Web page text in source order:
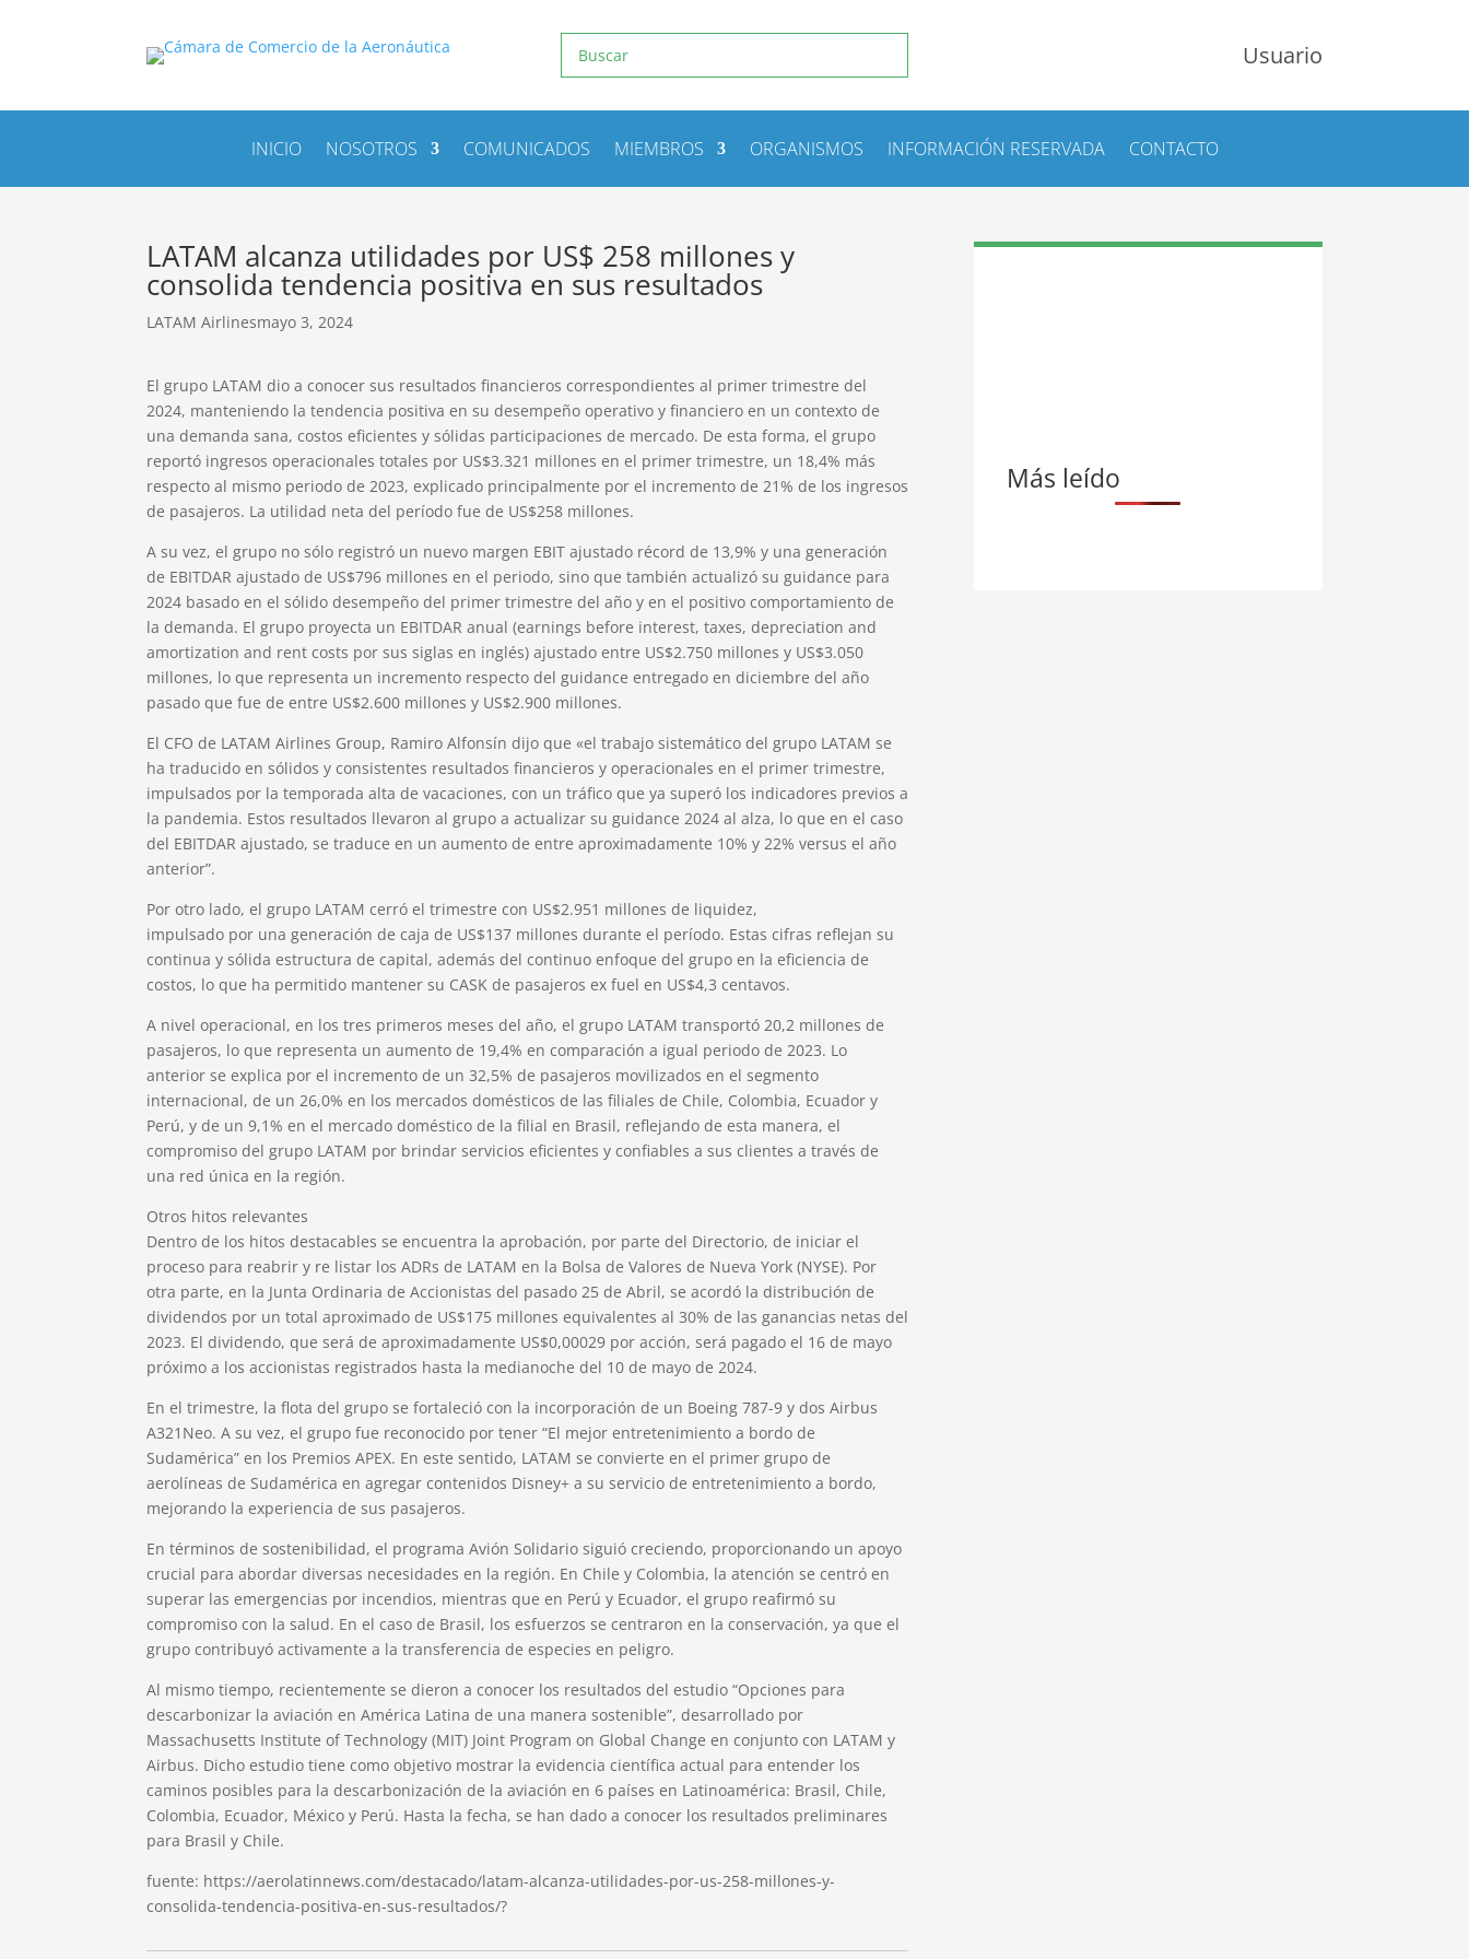
Usuario
INICIO NOSOTROS COMUNICADOS MIEMBROS ORGANISMOS INFORMACIÓN RESERVADA CONTACTO
LATAM alcanza utilidades por US$ 258 millones y
consolida tendencia positiva en sus resultados
LATAM Airlinesmayo 3, 2024
El grupo LATAM dio a conocer sus resultados financieros correspondientes al primer trimestre del
2024, manteniendo la tendencia positiva en su desempeño operativo y financiero en un contexto de
una demanda sana, costos eficientes y sólidas participaciones de mercado. De esta forma, el grupo
reportó ingresos operacionales totales por US$3.321 millones en el primer trimestre, un 18,4% más
respecto al mismo periodo de 2023, explicado principalmente por el incremento de 21% de los ingresos
de pasajeros. La utilidad neta del período fue de US$258 millones.
A su vez, el grupo no sólo registró un nuevo margen EBIT ajustado récord de 13,9% y una generación
de EBITDAR ajustado de US$796 millones en el periodo, sino que también actualizó su guidance para
2024 basado en el sólido desempeño del primer trimestre del año y en el positivo comportamiento de
la demanda. El grupo proyecta un EBITDAR anual (earnings before interest, taxes, depreciation and
amortization and rent costs por sus siglas en inglés) ajustado entre US$2.750 millones y US$3.050
millones, lo que representa un incremento respecto del guidance entregado en diciembre del año
pasado que fue de entre US$2.600 millones y US$2.900 millones.
El CFO de LATAM Airlines Group, Ramiro Alfonsín dijo que «el trabajo sistemático del grupo LATAM se
ha traducido en sólidos y consistentes resultados financieros y operacionales en el primer trimestre,
impulsados por la temporada alta de vacaciones, con un tráfico que ya superó los indicadores previos a
la pandemia. Estos resultados llevaron al grupo a actualizar su guidance 2024 al alza, lo que en el caso
del EBITDAR ajustado, se traduce en un aumento de entre aproximadamente 10% y 22% versus el año
anterior”.
Por otro lado, el grupo LATAM cerró el trimestre con US$2.951 millones de liquidez,
impulsado por una generación de caja de US$137 millones durante el período. Estas cifras reflejan su
continua y sólida estructura de capital, además del continuo enfoque del grupo en la eficiencia de
costos, lo que ha permitido mantener su CASK de pasajeros ex fuel en US$4,3 centavos.
A nivel operacional, en los tres primeros meses del año, el grupo LATAM transportó 20,2 millones de
pasajeros, lo que representa un aumento de 19,4% en comparación a igual periodo de 2023. Lo
anterior se explica por el incremento de un 32,5% de pasajeros movilizados en el segmento
internacional, de un 26,0% en los mercados domésticos de las filiales de Chile, Colombia, Ecuador y
Perú, y de un 9,1% en el mercado doméstico de la filial en Brasil, reflejando de esta manera, el
compromiso del grupo LATAM por brindar servicios eficientes y confiables a sus clientes a través de
una red única en la región.
Otros hitos relevantes
Dentro de los hitos destacables se encuentra la aprobación, por parte del Directorio, de iniciar el
proceso para reabrir y re listar los ADRs de LATAM en la Bolsa de Valores de Nueva York (NYSE). Por
otra parte, en la Junta Ordinaria de Accionistas del pasado 25 de Abril, se acordó la distribución de
dividendos por un total aproximado de US$175 millones equivalentes al 30% de las ganancias netas del
2023. El dividendo, que será de aproximadamente US$0,00029 por acción, será pagado el 16 de mayo
próximo a los accionistas registrados hasta la medianoche del 10 de mayo de 2024.
En el trimestre, la flota del grupo se fortaleció con la incorporación de un Boeing 787-9 y dos Airbus
A321Neo. A su vez, el grupo fue reconocido por tener “El mejor entretenimiento a bordo de
Sudamérica” en los Premios APEX. En este sentido, LATAM se convierte en el primer grupo de
aerolíneas de Sudamérica en agregar contenidos Disney+ a su servicio de entretenimiento a bordo,
mejorando la experiencia de sus pasajeros.
En términos de sostenibilidad, el programa Avión Solidario siguió creciendo, proporcionando un apoyo
crucial para abordar diversas necesidades en la región. En Chile y Colombia, la atención se centró en
superar las emergencias por incendios, mientras que en Perú y Ecuador, el grupo reafirmó su
compromiso con la salud. En el caso de Brasil, los esfuerzos se centraron en la conservación, ya que el
grupo contribuyó activamente a la transferencia de especies en peligro.
Al mismo tiempo, recientemente se dieron a conocer los resultados del estudio “Opciones para
descarbonizar la aviación en América Latina de una manera sostenible”, desarrollado por
Massachusetts Institute of Technology (MIT) Joint Program on Global Change en conjunto con LATAM y
Airbus. Dicho estudio tiene como objetivo mostrar la evidencia científica actual para entender los
caminos posibles para la descarbonización de la aviación en 6 países en Latinoamérica: Brasil, Chile,
Colombia, Ecuador, México y Perú. Hasta la fecha, se han dado a conocer los resultados preliminares
para Brasil y Chile.
fuente: https://aerolatinnews.com/destacado/latam-alcanza-utilidades-por-us-258-millones-y-
consolida-tendencia-positiva-en-sus-resultados/?
Más leído